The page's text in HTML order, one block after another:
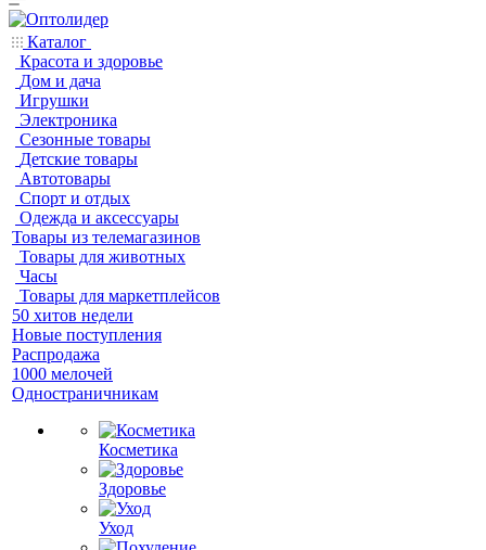
Каталог
Красота и здоровье
Дом и дача
Игрушки
Электроника
Сезонные товары
Детские товары
Автотовары
Спорт и отдых
Одежда и аксессуары
Товары из телемагазинов
Товары для животных
Часы
Товары для маркетплейсов
50 хитов недели
Новые поступления
Распродажа
1000 мелочей
Одностраничникам
Косметика
Здоровье
Уход